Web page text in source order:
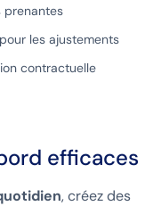
prenantes
les ajustements
contractuelle
efficaces
, créez des